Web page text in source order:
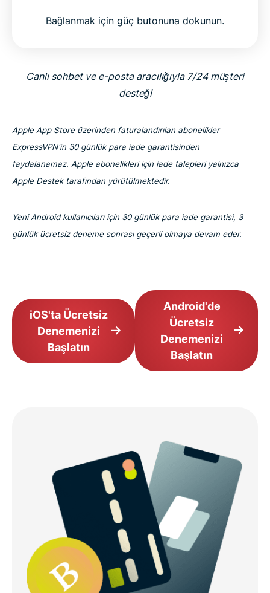
Bağlanmak için güç butonuna dokunun.
Canlı sohbet ve e-posta aracılığıyla 7/24 müşteri
desteği
Apple App Store üzerinden faturalandırılan abonelikler
ExpressVPN'in 30 günlük para iade garantisinden
faydalanamaz. Apple abonelikleri için iade talepleri yalnızca
Apple Destek tarafından yürütülmektedir.
Yeni Android kullanıcıları için 30 günlük para iade garantisi, 3
günlük ücretsiz deneme sonrası geçerli olmaya devam eder.
iOS'ta Ücretsiz
Denemenizi
Başlatın
Android'de
Ücretsiz
Denemenizi
Başlatın